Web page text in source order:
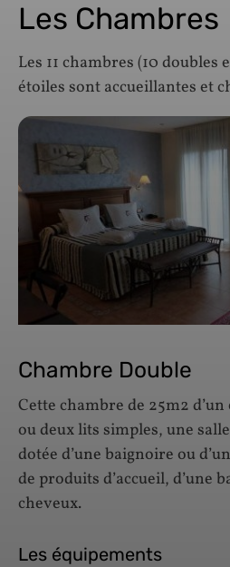
Les Chambres
Les 11 chambres (10 doubles
étoiles sont accueillantes et
Chambre Double
Cette chambre de 25m2
ou deux lits simples, une
dotée d’une baignoire ou
de produits d’accueil, d’une
cheveux.
Les équipements